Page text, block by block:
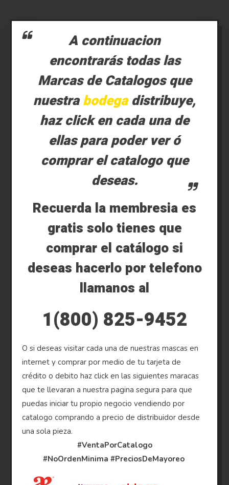
A continuacion
encontrarás todas las
Marcas de Catalogos que
nuestrabodegadistribuye,
haz click en cada una de
ellas para poder ver ó
comprar el catalogo que
deseas.
Recuerda la membresia es
gratis solo tienes que
comprar el catálogo si
deseas hacerlo por telefono
llamanos al
1(800) 825-9452
O si deseas visitar cada una de nuestras mascas en
internet y comprar por medio de tu tarjeta de
crédito o debito haz click en las siguientes maracas
que te llevaran a nuestra pagina segura para que
puedas iniciar tu propio negocio vendiendo por
catalogo comprando a precio de distribuidor desde
una sola pieza.
#VentaPorCatalogo
#NoOrdenMinima #PreciosDeMayoreo